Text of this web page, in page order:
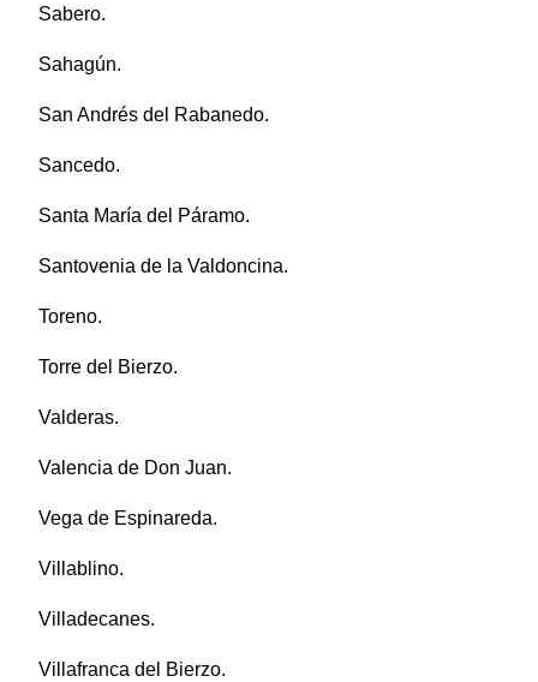
Sabero.
Sahagún.
San Andrés del Rabanedo.
Sancedo.
Santa María del Páramo.
Santovenia de la Valdoncina.
Toreno.
Torre del Bierzo.
Valderas.
Valencia de Don Juan.
Vega de Espinareda.
Villablino.
Villadecanes.
Villafranca del Bierzo.